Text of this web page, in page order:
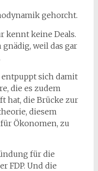
gehorcht.
kennt keine Deals.
weil das gar
sich damit
die es zudem
hat, die Brücke zur
diesem
Ökonomen, zu
für die
FDP. Und die